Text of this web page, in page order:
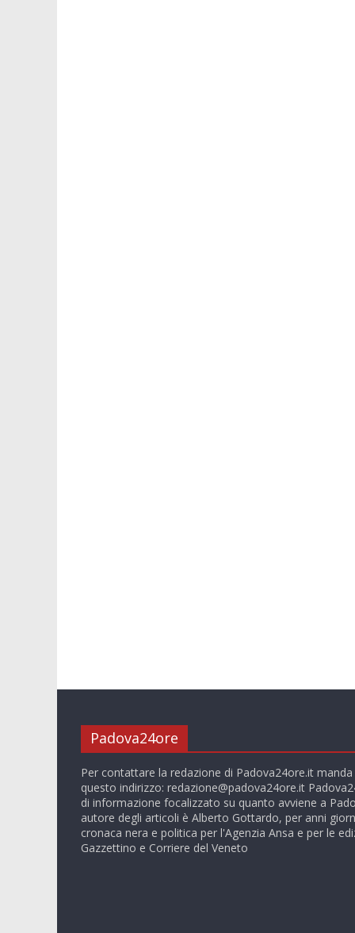
Padova24ore
Per contattare la redazione di Padova24ore.it
questo indirizzo: redazione@padova24ore.it
di informazione focalizzato su quanto avviene a
autore degli articoli è Alberto Gottardo, per anni
cronaca nera e politica per l'Agenzia Ansa e per le
Gazzettino e Corriere del Veneto